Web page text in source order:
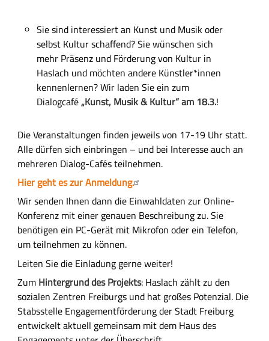
Sie sind interessiert an Kunst und Musik oder
selbst Kultur schaffend? Sie wünschen sich
mehr Präsenz und Förderung von Kultur in
Haslach und möchten andere Künstler*innen
kennenlernen? Wir laden Sie ein zum
Dialogcafé „Kunst, Musik & Kultur“ am 18.3.!
Die Veranstaltungen finden jeweils von 17-19 Uhr statt.
Alle dürfen sich einbringen – und bei Interesse auch an
mehreren Dialog-Cafés teilnehmen.
Hier geht es zur Anmeldung.
Wir senden Ihnen dann die Einwahldaten zur Online-
Konferenz mit einer genauen Beschreibung zu. Sie
benötigen ein PC-Gerät mit Mikrofon oder ein Telefon,
um teilnehmen zu können.
Leiten Sie die Einladung gerne weiter!
Zum Hintergrund des Projekts: Haslach zählt zu den
sozialen Zentren Freiburgs und hat großes Potenzial. Die
Stabsstelle Engagementförderung der Stadt Freiburg
entwickelt aktuell gemeinsam mit dem Haus des